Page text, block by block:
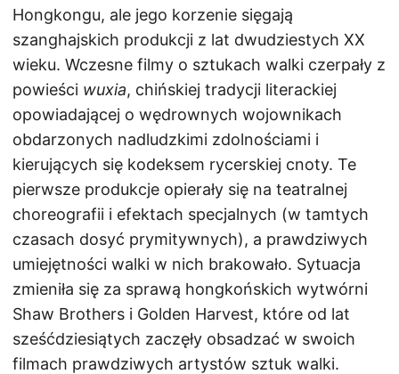
Hongkongu, ale jego korzenie sięgają
szanghajskich produkcji z lat dwudziestych XX
wieku. Wczesne filmy o sztukach walki czerpały z
powieści wuxia, chińskiej tradycji literackiej
opowiadającej o wędrownych wojownikach
obdarzonych nadludzkimi zdolnościami i
kierujących się kodeksem rycerskiej cnoty. Te
pierwsze produkcje opierały się na teatralnej
choreografii i efektach specjalnych (w tamtych
czasach dosyć prymitywnych), a prawdziwych
umiejętności walki w nich brakowało. Sytuacja
zmieniła się za sprawą hongkońskich wytwórni
Shaw Brothers i Golden Harvest, które od lat
sześćdziesiątych zaczęły obsadzać w swoich
filmach prawdziwych artystów sztuk walki.